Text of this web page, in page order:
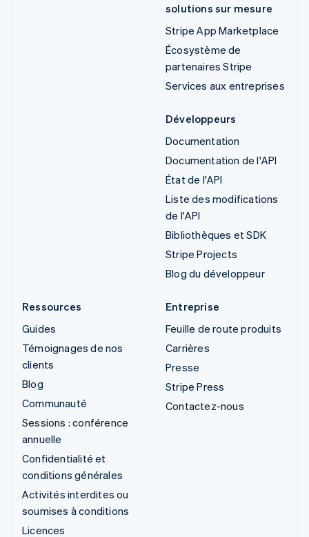
solutions sur mesure
Stripe App Marketplace
Écosystème de
partenaires Stripe
Services aux entreprises
Développeurs
Documentation
Documentation de l'API
État de l'API
Liste des modifications
de l'API
Bibliothèques et SDK
Stripe Projects
Blog du développeur
Ressources
Guides
Témoignages de nos
clients
Blog
Communauté
Sessions : conférence
annuelle
Confidentialité et
conditions générales
Activités interdites ou
soumises à conditions
Licences
Entreprise
Feuille de route produits
Carrières
Presse
Stripe Press
Contactez-nous